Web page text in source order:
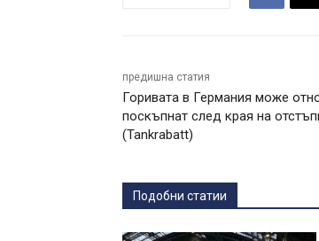
предишна статия
Горивата в Германия може
поскъпнат след края на
(Tankrabatt)
Подобни статии